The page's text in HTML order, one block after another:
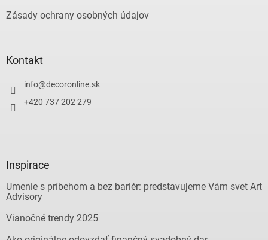
Zásady ochrany osobných údajov
Kontakt
info@decoronline.sk
+420 737 202 279
Inspirace
Umenie s príbehom a bez bariér: predstavujeme Vám svet Art
Advisory
Vianočné trendy 2025